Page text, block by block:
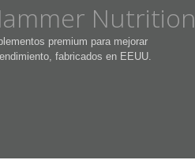
Nutrition
premium para mejorar
fabricados en EEUU.